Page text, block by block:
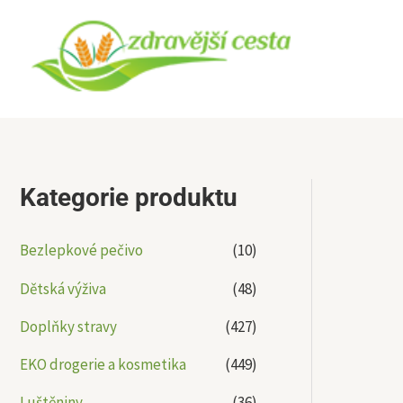
obsah
Kategorie produktu
Bezlepkové pečivo
(10)
Dětská výživa
(48)
Doplňky stravy
(427)
EKO drogerie a kosmetika
(449)